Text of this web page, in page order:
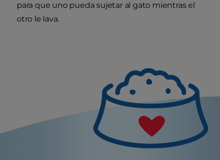
para que uno pueda sujetar al gato mientras el
otro le lava.